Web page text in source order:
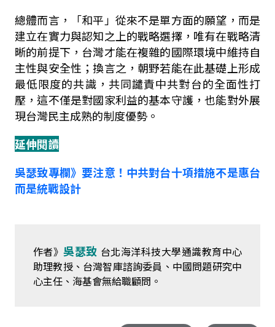
總體而言，「和平」從來不是單方面的願望，而是
建立在實力與認知之上的戰略選擇，唯有在戰略清
晰的前提下，台灣才能在複雜的國際環境中維持自
主性與安全性；換言之，朝野若能在此基礎上形成
最低限度的共識，共同譴責中共對台的全面性打
壓，這不僅是對國家利益的基本守護，也能對外展
現台灣民主成熟的制度優勢。
延伸閱讀
吳瑟致專欄》要注意！中共對台十項措施不是惠台
而是統戰設計
作者》吳瑟致 台北海洋科技大學通識教育中心
助理教授、台灣智庫諮詢委員、中國問題研究中
心主任、海基會無給職顧問。